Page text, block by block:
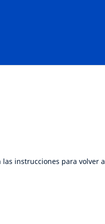
instrucciones para volver a